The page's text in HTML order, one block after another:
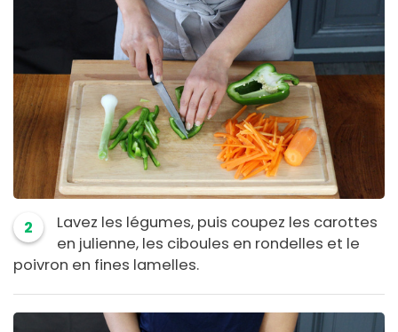
2
Lavez les légumes, puis coupez les carottes
en julienne, les ciboules en rondelles et le
poivron en fines lamelles.